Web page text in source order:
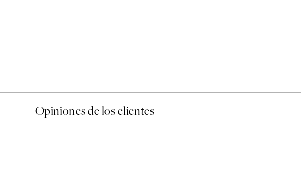
Opiniones de los clientes